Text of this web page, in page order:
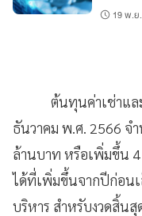
19 พ.ย
ต้นทุนค่าเช่าและค่
ธันวาคม พ.ศ. 2566 จ
ล้านบาท หรือเพิ่มขึ้น
ได้ที่เพิ่มขึ้นจากปีก่อนเ
บริหาร สำหรับงวดสิ้น